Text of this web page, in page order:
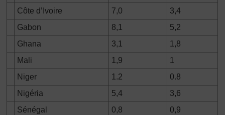
Côte d’Ivoire
7,0
3,4
Gabon
8,1
5,2
Ghana
3,1
1,8
Mali
1,9
1
Niger
1.2
0.8
Nigéria
5,4
3,6
Sénégal
0,8
0,9